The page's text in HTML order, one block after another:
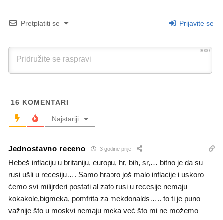
Pretplatiti se Prijavite se
3000
16 KOMENTARI
Najstariji
Jednostavno receno 3 godine prije
Hebeš inflaciju u britaniju, europu, hr, bih, sr,… bitno je da su
rusi ušli u recesiju…. Samo hrabro još malo inflacije i uskoro
ćemo svi milijrderi postati al zato rusi u recesije nemaju
kokakole,bigmeka, pomfrita za mekdonalds….. to ti je puno
važnije što u moskvi nemaju meka već što mi ne možemo